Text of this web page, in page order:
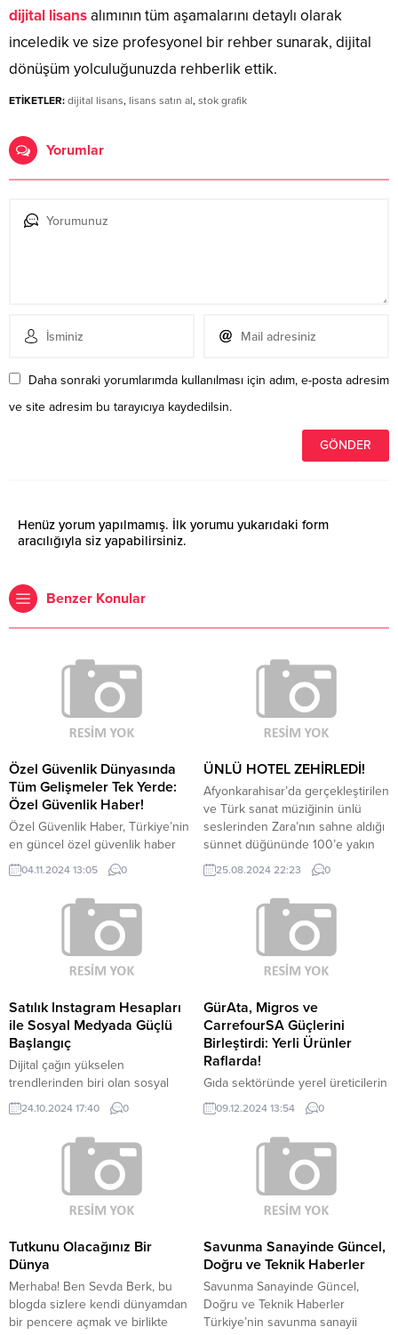
dijital lisansalımının tüm aşamalarını detaylı olarak
inceledik ve size profesyonel bir rehber sunarak, dijital
dönüşüm yolculuğunuzda rehberlik ettik.
ETİKETLER: dijital lisans, lisans satın al, stok grafik
Yorumlar
Daha sonraki yorumlarımda kullanılması için adım, e-posta adresim
ve site adresim bu tarayıcıya kaydedilsin.
Henüz yorum yapılmamış. İlk yorumu yukarıdaki form
aracılığıyla siz yapabilirsiniz.
Benzer Konular
Özel Güvenlik Dünyasında
Tüm Gelişmeler Tek Yerde:
Özel Güvenlik Haber!
Özel Güvenlik Haber, Türkiye’nin
en güncel özel güvenlik haber
portalı olarak sektöre dair geniş
kapsamlı bilgi sunmak amacıyla
hizmet veriyor. Özel güvenlik
haberleri alanında sektördeki en
güvenilir bilgi kaynaklarından biri
olan Özel Güvenlik Haber,
Türkiye’deki özel güvenlik
dikkat çekiyor. Bu portal, özel
güvenlik alanında çalışan
profesyonellerin ihtiyaç...
04.11.2024 13:05 0
ÜNLÜ HOTEL ZEHİRLEDİ!
Afyonkarahisar’da gerçekleştirilen
ve Türk sanat müziğinin ünlü
seslerinden Zara’nın sahne aldığı
sünnet düğününde 100’e yakın
kişi otelin verdiği yemekten
zehirlenerek hastanelik oldu.
Zehirlenenler arasında kent
protokol üyelerinin de olduğu
iddia edildi. Geçtiğimiz hafta sonu
Afyonkarahisar’da 5 yıldızlı bir
hotelde Zara’nın sahne aldığı
sahipliği yaptı. Zara,...
25.08.2024 22:23 0
Satılık Instagram Hesapları
ile Sosyal Medyada Güçlü
Başlangıç
Dijital çağın yükselen
trendlerinden biri olan sosyal
medya, işletmelerin ve bireylerin
hedef kitlelerine doğrudan
ulaşabilmelerine olanak tanıyor.
Özellikle Instagram gibi görsel
odaklı platformlarda, doğru
stratejilerle büyümek büyük
önem taşıyor. Ancak yeni
takipçi kazanması zaman alabilir.
Bu noktada, satılık instagram
hesabı seçenekleri devreye
giriyor. Mevcut takipçili hesaplarla
hızlıca...
24.10.2024 17:40 0
GürAta, Migros ve
CarrefourSA Güçlerini
Birleştirdi: Yerli Ürünler
Raflarda!
Gıda sektöründe yerel üreticilerin
sürdürülebilirliğini desteklemek
ve tüketicilere uygun fiyatlı,
sağlıklı ürünler sunmak amacıyla
GürAta önemli bir hizmet
sunuyor. Tedarik zincirini
iyileştirmekten üreticilerin
kazançlarını artırmaya kadar
sunan GürAta, üreticilerin
ürünlerini en az aracıyla
doğrudan perakendecilere
ulaştırmayı hedefliyor. Alp Önder
Özpamukçu: "Tedarik Zincirini
09.12.2024 13:54 0
Tutkunu Olacağınız Bir
Dünya
Merhaba! Ben Sevda Berk, bu
blogda sizlere kendi dünyamdan
bir pencere açmak ve birlikte
Savunma Sanayinde Güncel,
Doğru ve Teknik Haberler
Savunma Sanayinde Güncel,
Doğru ve Teknik Haberler
Türkiye’nin savunma sanayii